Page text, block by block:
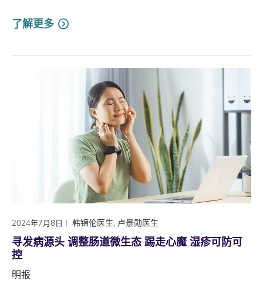
了解更多
2024年7月8日 | 韩锦伦医生, 卢景勋医生
寻发病源头 调整肠道微生态 踢走心魔 湿疹可防可
控
明报